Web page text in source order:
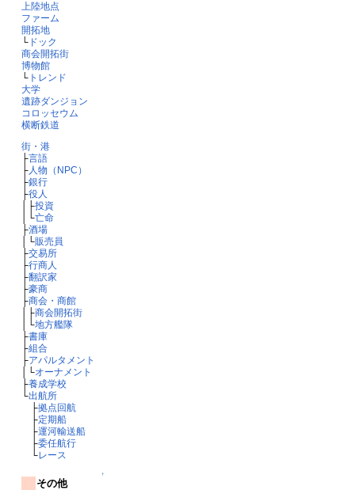
上陸地点
ファーム
開拓地
└ドック
商会開拓街
博物館
└トレンド
大学
遺跡ダンジョン
コロッセウム
横断鉄道
街・港
├言語
├人物（NPC）
├銀行
├役人
│├投資
│└亡命
├酒場
│└販売員
├交易所
├行商人
├翻訳家
├豪商
├商会・商館
│├商会開拓街
│└地方艦隊
├書庫
├組合
├アパルタメント
│└オーナメント
├養成学校
└出航所
├拠点回航
├定期船
├運河輸送船
├委任航行
└レース
↑
その他